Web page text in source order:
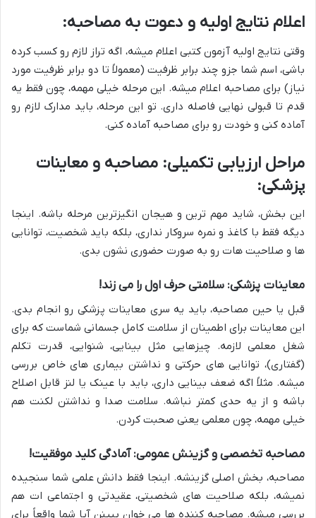
اعلام نتایج اولیه و دعوت به مصاحبه:
وقتی نتایج اولیه آزمون کتبی اعلام میشه، اگه تراز لازم رو کسب کرده
باشی، اسم شما جزو چند برابر ظرفیت (معمولاً تا دو برابر ظرفیت مورد
نیاز) برای مصاحبه اعلام میشه. این مرحله خیلی مهمه، چون فقط یه
قدم تا قبولی نهایی فاصله داری. تو این مرحله، باید مدارک لازم رو
آماده کنی و خودت رو برای مصاحبه آماده کنی.
مراحل ارزیابی تکمیلی: مصاحبه و معاینات
پزشکی:
این بخش، شاید مهم ترین و هیجان انگیزترین مرحله باشه. اینجا
دیگه فقط با کاغذ و نمره سروکار نداری، بلکه باید شخصیت، توانایی
ها و صلاحيت هات رو به صورت حضوری نشون بدی.
معاینات پزشکی: سلامتی حرف اول را می زند!
قبل یا حین مصاحبه، باید یه سری معاینات پزشکی رو انجام بدی.
این معاینات برای اطمینان از سلامت کامل جسمانی شماست که برای
شغل معلمی لازمه. چیزهایی مثل بینایی، شنوایی، قدرت تکلم
(گفتاری)، توانایی های حرکتی و نداشتن بیماری های خاص بررسی
میشه. مثلاً اگه ضعف بینایی داری، باید با عینک یا لنز قابل اصلاح
باشه و از یه حدی کمتر نباشه. سلامت صدا و نداشتن لکنت هم
خیلی مهمه، چون معلمی یعنی صحبت کردن.
مصاحبه تخصصی و گزینش عمومی: آمادگی کلید موفقیت!
مصاحبه، بخش اصلی گزینشه. اینجا فقط دانش علمی شما سنجیده
نمیشه، بلکه صلاحیت های شخصیتی، عقیدتی و اجتماعی ات هم
بررسی میشه. مصاحبه کننده ها می خوان ببینن آیا شما واقعاً برای